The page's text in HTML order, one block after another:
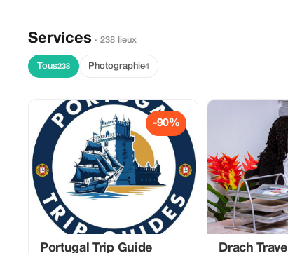
Services · 238 lieux
Tous238 Photographie4
-90%
Portugal Trip Guide Drach Travel